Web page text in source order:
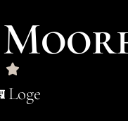
Loge